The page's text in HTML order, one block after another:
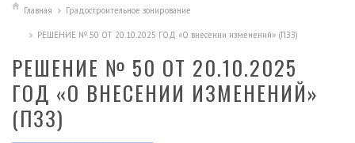
Главная Градостроительное зонирование
РЕШЕНИЕ № 50 ОТ 20.10.2025 ГОД «О внесении изменений» (ПЗЗ)
РЕШЕНИЕ № 50 ОТ 20.10.2025
ГОД «О ВНЕСЕНИИ ИЗМЕНЕНИЙ»
(ПЗЗ)